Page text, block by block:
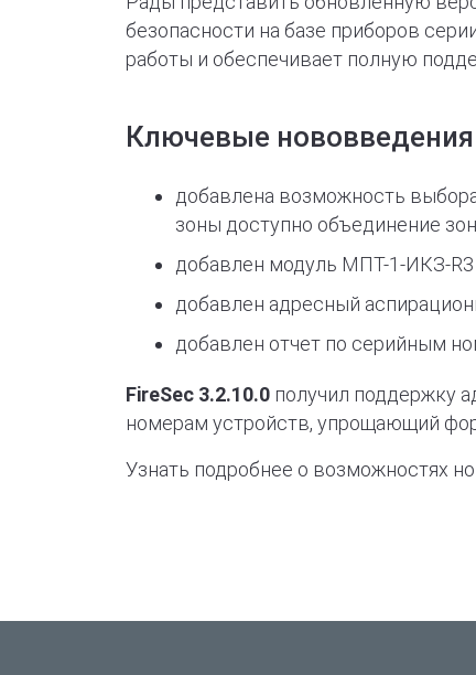
безопасности на базе приборов
работы и обеспечивает полную
Ключевые нововведения
добавлена возможность
зоны доступно объединение
добавлен модуль МПТ-1-ИКЗ-
добавлен адресный
добавлен отчет по серийным
FireSec 3.2.10.0 получил поддержку
номерам устройств, упрощающий
Узнать подробнее о возможностях